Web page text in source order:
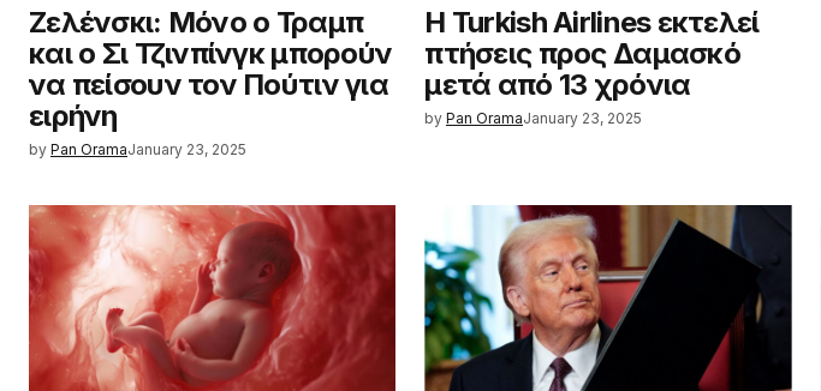
Ζελένσκι: Μόνο ο Τραμπ
και ο Σι Τζινπίνγκ μπορούν
να πείσουν τον Πούτιν για
ειρήνη
by Pan OramaJanuary 23, 2025
Η Turkish Airlines εκτελεί
πτήσεις προς Δαμασκό
μετά από 13 χρόνια
by Pan OramaJanuary 23, 2025